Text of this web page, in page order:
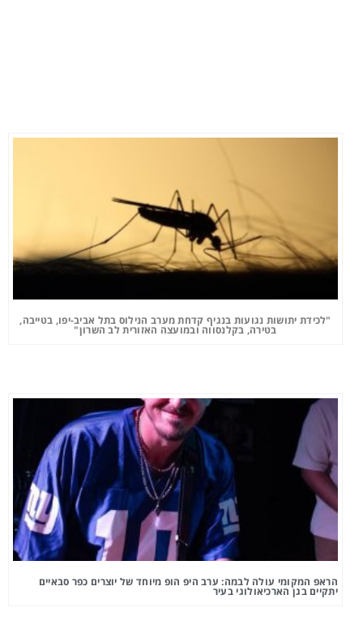
"לכידת יתושות נגועות בנגיף קדחת מערב הנילוס בתל אביב-יפו, בטייבה,
בטירה, בקלנסווה ובמועצה האזורית לב השרון"
הראפ המקומי עולה לבמה: ערב היפ הופ מיוחד של יוצרים כפר סבאיים
יתקיים בגן הארכיאולוגי בעיר